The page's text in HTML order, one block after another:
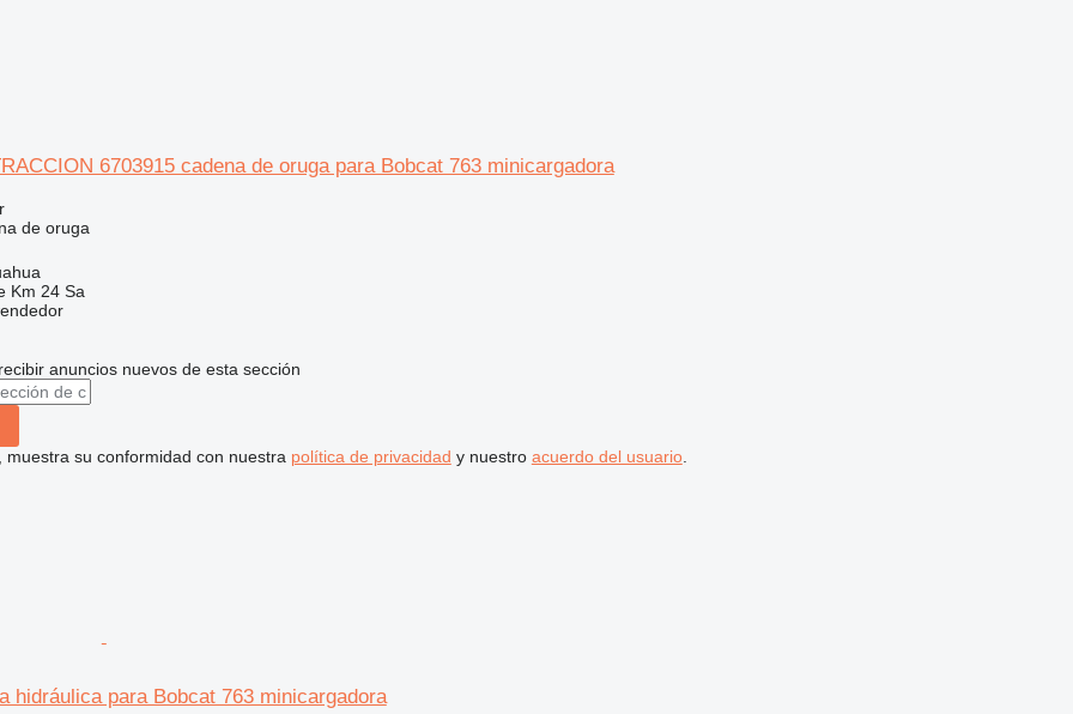
6703915 cadena de oruga para Bobcat 763 minicargadora
de oruga
Km 24 Sa
anuncios nuevos de esta sección
muestra su conformidad con nuestra política de privacidad y nuestro acuerdo del usuario.
hidráulica para Bobcat 763 minicargadora